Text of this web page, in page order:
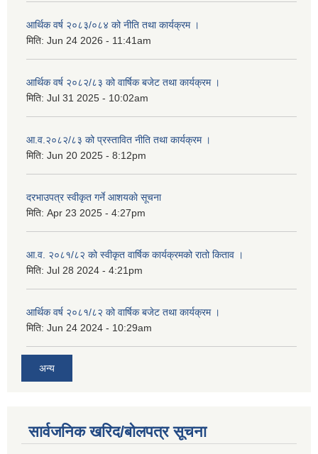
आर्थिक वर्ष २०८३/०८४ को नीति तथा कार्यक्रम ।
मिति: Jun 24 2026 - 11:41am
आर्थिक वर्ष २०८२/८३ को वार्षिक बजेट तथा कार्यक्रम ।
मिति: Jul 31 2025 - 10:02am
आ.व.२०८२/८३ को प्रस्तावित नीति तथा कार्यक्रम ।
मिति: Jun 20 2025 - 8:12pm
दरभाउपत्र स्वीकृत गर्ने आशयकाे सूचना
मिति: Apr 23 2025 - 4:27pm
आ.व. २०८१/८२ को स्वीकृत वार्षिक कार्यक्रमको रातो किताव ।
मिति: Jul 28 2024 - 4:21pm
आर्थिक वर्ष २०८१/८२ को वार्षिक बजेट तथा कार्यक्रम ।
मिति: Jun 24 2024 - 10:29am
अन्य
सार्वजनिक खरिद/बोलपत्र सूचना